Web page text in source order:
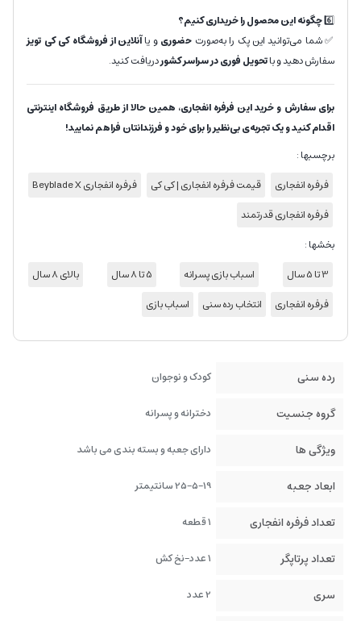
6️⃣چگونه این محصول را خریداری کنیم؟
✅ شما می‌توانید این پک را به‌صورت حضوریو یاآنلاین از فروشگاه کی کی تویز
سفارش دهید و باتحویل فوری در سراسر کشوردریافت کنید.
برای سفارش و خرید این فرفره انفجاری، همین حالا از طریق فروشگاه اینترنتی
اقدام کنید و یک تجربه‌ی بی‌نظیر را برای خود و فرزندانتان فراهم نمایید!
برچسبها :
فرفره انفجاری
قیمت فرفره انفجاری | کی کی
فرفره انفجاری Beyblade X
فرفره انفجاری قدرتمند
بخشها :
3 تا 5 سال
اسباب بازی پسرانه 5 تا 8 سال
بالای 8 سال
فرفره انفجاری
انتخاب رده سنی اسباب بازی
رده سنی کودک و نوجوان
گروه جنسیت دخترانه و پسرانه
ویژگی ها دارای جعبه و بسته بندی می باشد
ابعاد جعبه 25-5-19 سانتیمتر
تعداد فرفره انفجاری 1 قطعه
تعداد پرتاپگر 1 عدد-نخ کش
سری 2 عدد